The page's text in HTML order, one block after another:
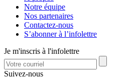
Notre équipe
Nos partenaires
Contactez-nous
S’abonner à l’infolettre
Je m'inscris à l'infolettre
Suivez-nous